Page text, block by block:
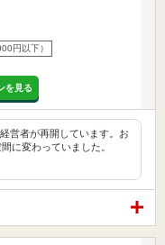
円以下）
を見る
営者が再開しています。お
に変わっていました。